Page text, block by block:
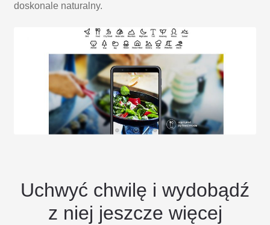
doskonale naturalny.
Uchwyć chwilę i wydobądź
z niej jeszcze więcej